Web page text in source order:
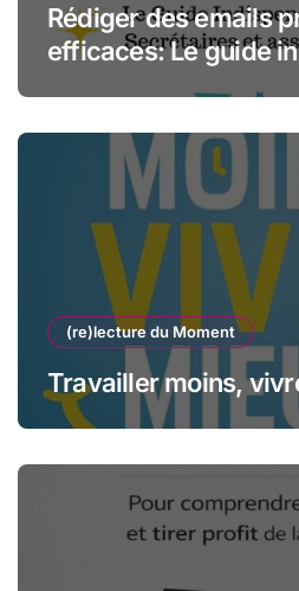
Rédiger des emails
efficaces: Le guide
(re)lecture du Moment
Travailler moins,